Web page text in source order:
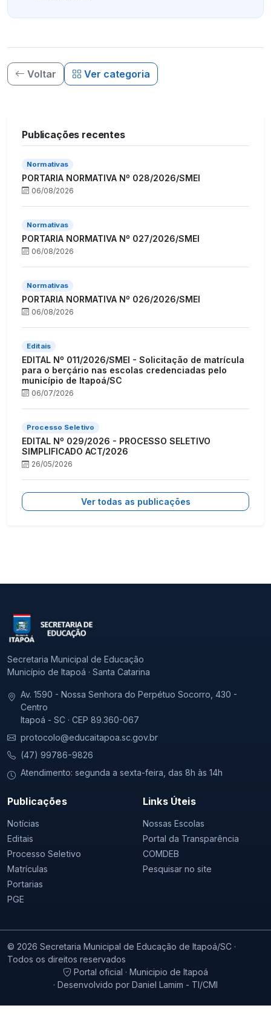
Voltar Ver categoria
Publicações recentes
Normativas
PORTARIA NORMATIVA Nº 028/2026/SMEI
06/08/2026
Normativas
PORTARIA NORMATIVA Nº 027/2026/SMEI
06/08/2026
Normativas
PORTARIA NORMATIVA Nº 026/2026/SMEI
06/08/2026
Editais
EDITAL Nº 011/2026/SMEI - Solicitação de matrícula
para o berçário nas escolas credenciadas pelo
município de Itapoá/SC
06/07/2026
Processo Seletivo
EDITAL Nº 029/2026 - PROCESSO SELETIVO
SIMPLIFICADO ACT/2026
26/05/2026
Ver todas as publicações
Secretaria Municipal de Educação
Município de Itapoá · Santa Catarina
Av. 1590 - Nossa Senhora do Perpétuo Socorro, 430 -
Centro
Itapoá - SC · CEP 89.360-067
protocolo@educaitapoa.sc.gov.br
(47) 99786-9826
Atendimento: segunda a sexta-feira, das 8h às 14h
Publicações
Notícias
Editais
Processo Seletivo
Matrículas
Portarias
PGE
Links Úteis
Nossas Escolas
Portal da Transparência
COMDEB
Pesquisar no site
© 2026 Secretaria Municipal de Educação de Itapoá/SC ·
Todos os direitos reservados
Portal oficial · Municipio de Itapoá
· Desenvolvido por Daniel Lamim - TI/CMI